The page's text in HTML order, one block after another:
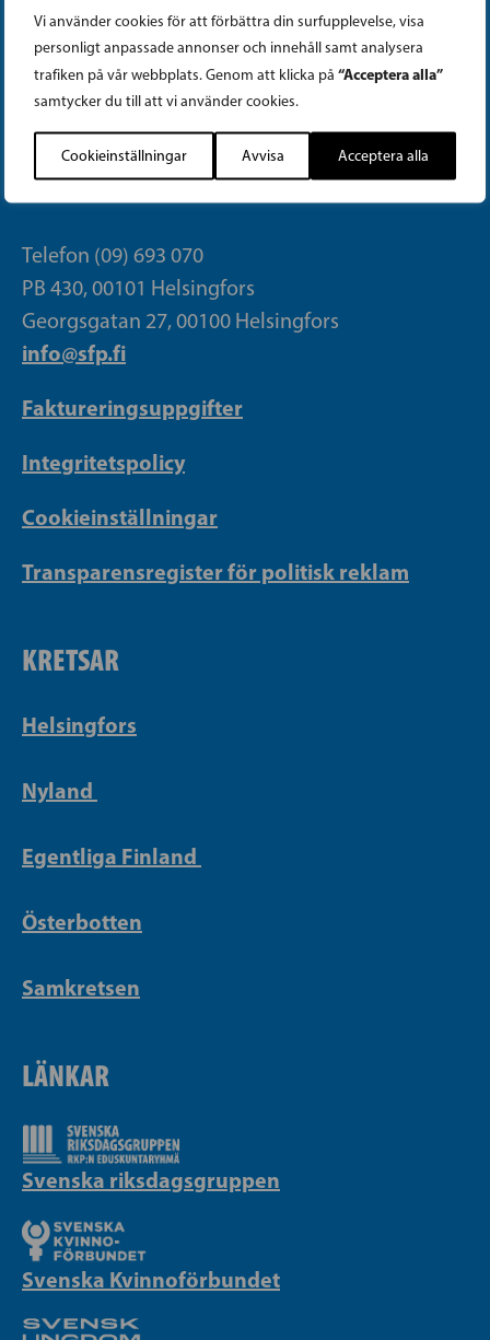
Vi använder cookies för att förbättra din surfupplevelse, visa
personligt anpassade annonser och innehåll samt analysera
trafiken på vår webbplats. Genom att klicka på “Acceptera alla”
samtycker du till att vi använder cookies.
Cookieinställningar Avvisa Acceptera alla
Facebook
Tiktok
PARTIKANSLIET
Telefon (09) 693 070
PB 430, 00101 Helsingfors
Georgsgatan 27, 00100 Helsingfors
info@sfp.fi
Faktureringsuppgifter
Integritetspolicy
Cookieinställningar
Transparensregister för politisk reklam
KRETSAR
Helsingfors
Nyland
Egentliga Finland
Österbotten
Samkretsen
LÄNKAR
Svenska riksdagsgruppen
Svenska Kvinnoförbundet